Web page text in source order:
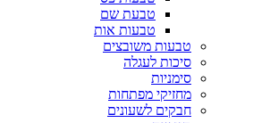
טבעת שם
טבעות אות
טבעות משובצים
סיכות לעגלה
סימניות
מחזיקי מפתחות
חבקים לשעונים